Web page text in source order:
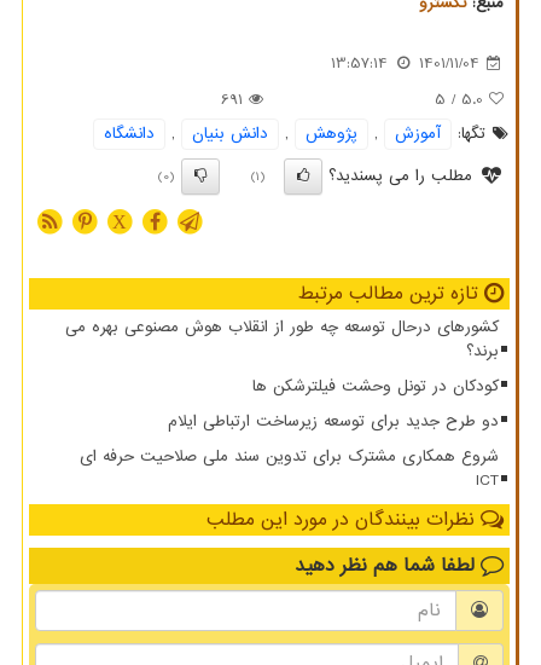
1401/11/04
13:57:14
5.0
/ 5
691
تگها:
آموزش , پژوهش , دانش بنیان ,
دانشگاه
مطلب را می پسندید؟
(1)
(0)
X
تازه ترین مطالب مرتبط
کشورهای درحال توسعه چه طور از انقلاب هوش مصنوعی بهره می
برند؟
کودکان در تونل وحشت فیلترشکن ها
دو طرح جدید برای توسعه زیرساخت ارتباطی ایلام
شروع همکاری مشترک برای تدوین سند ملی صلاحیت حرفه ای
ICT
نظرات بینندگان در مورد این مطلب
لطفا شما هم نظر دهید